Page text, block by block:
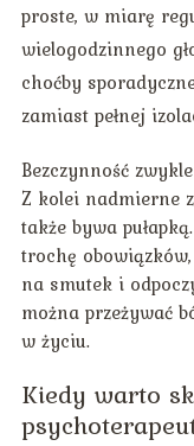
proste, w miarę
wielogodzinnego
choćby
zamiast pełnej
Bezczynność
Z kolei nadmierne
także bywa
trochę
na smutek i
można przeżywać
w życiu.
Kiedy warto